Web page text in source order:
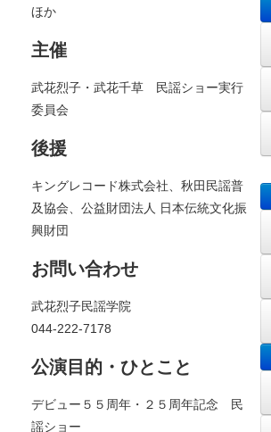
ほか
主催
武花烈子・武花千草 民謡ショー実行
委員会
後援
キングレコード株式会社、秋田民謡普
及協会、公益財団法人 日本伝統文化振
興財団
お問い合わせ
武花烈子民謡学院
044-222-7178
公演目的・ひとこと
デビュー５５周年・２５周年記念 民
謡ショー